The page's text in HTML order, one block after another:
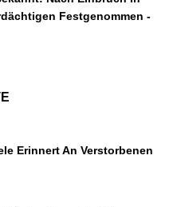
Festgenommen -
Erinnert An Verstorbenen